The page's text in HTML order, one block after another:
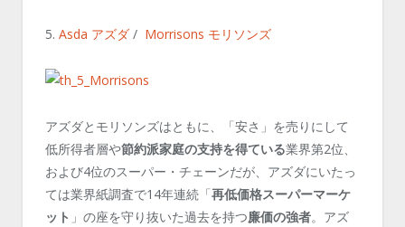
5. Asda アズダ / Morrisons モリソンズ
アズダとモリソンズはともに、「安さ」を売りにして
低所得者層や節約派家庭の支持を得ている業界第2位、
および4位のスーパー・チェーンだが、アズダにいたっ
ては業界紙調査で14年連続「再低価格スーパーマーケ
ット 」の座を守り抜いた過去を持つ廉価の強者。アズ